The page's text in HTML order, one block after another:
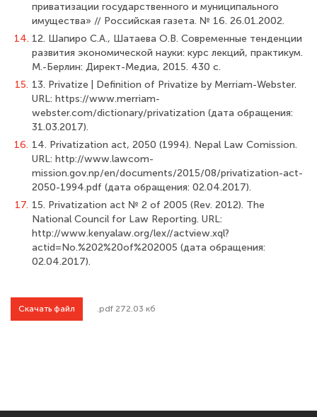
приватизации государствен­ного и муниципального
имущества» // Российская газета. № 16. 26.01.2002.
14. 12. Шапиро С.А., Шатаева О.В. Современные тенденции
развития экономиче­ской науки: курс лекций, практикум.
М.-Берлин: Директ-Медиа, 2015. 430 с.
15. 13. Privatize | Definition of Privatize by Merriam-Webster.
URL: https://www.merriam-
webster.com/dictionary/privatization (дата обращения:
31.03.2017).
16. 14. Privatization act, 2050 (1994). Nepal Law Comission.
URL: http://www.lawcom-
mission.gov.np/en/documents/2015/08/privatization-act-
2050-1994.pdf (дата обращения: 02.04.2017).
17. 15. Privatization act № 2 of 2005 (Rev. 2012). The
National Council for Law Reporting. URL:
http://www.kenyalaw.org/lex//actview.xql?
actid=No.%202%20of%202005 (дата обраще­ния:
02.04.2017).
Скачать файл .pdf 272.03 кб